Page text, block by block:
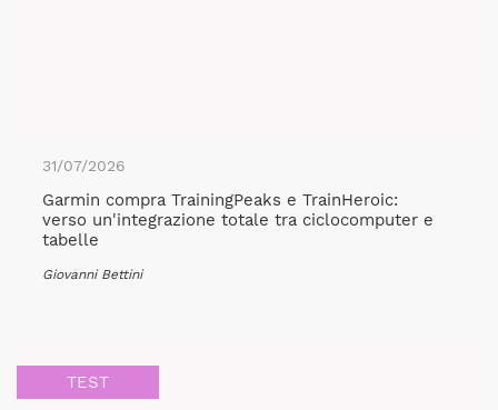
31/07/2026
Garmin compra TrainingPeaks e TrainHeroic:
verso un'integrazione totale tra ciclocomputer e
tabelle
Giovanni Bettini
TEST